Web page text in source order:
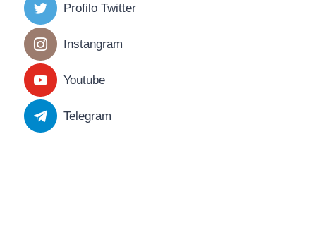
Profilo Twitter
Instangram
Youtube
Telegram